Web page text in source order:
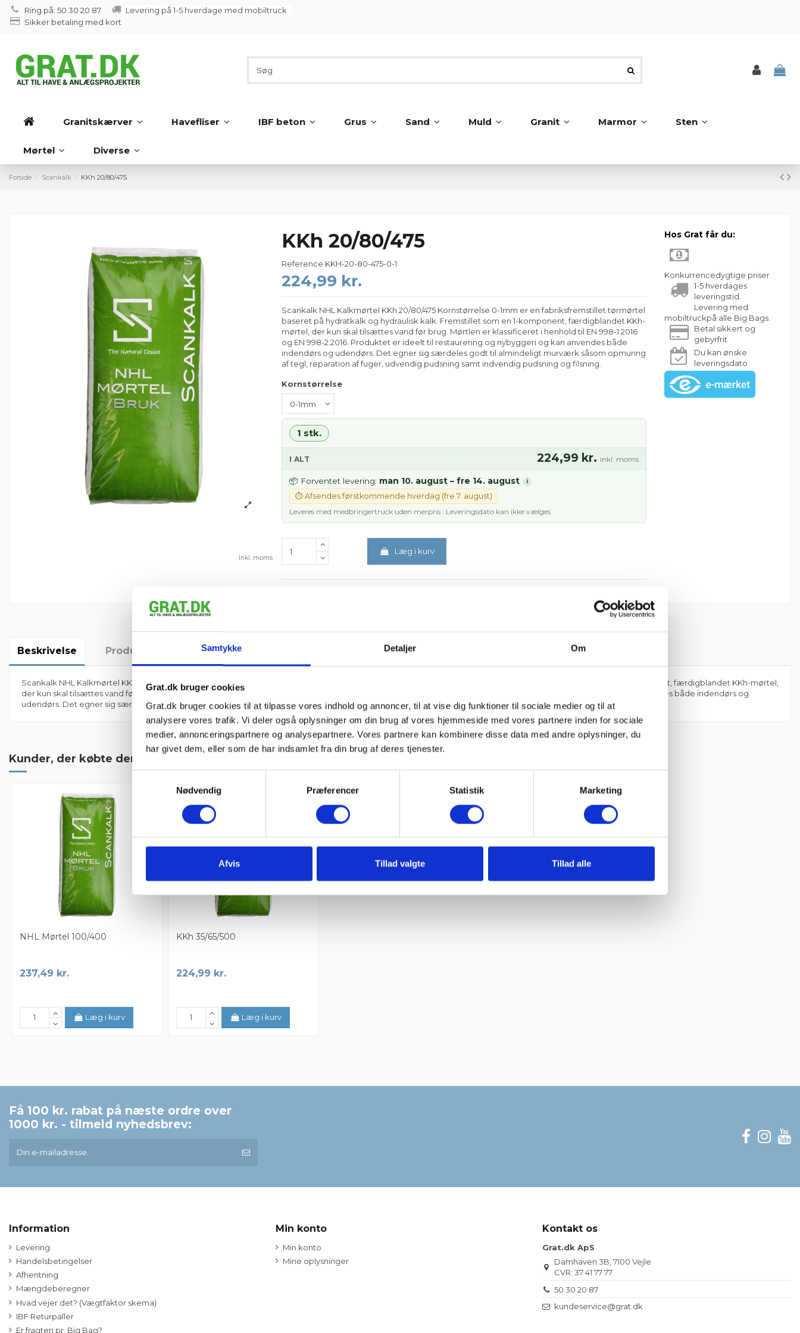
Samtykke Detaljer Om
Grat.dk bruger cookies
Grat.dk bruger cookies til at tilpasse vores indhold og annoncer, til at vise dig funktioner til sociale medier og til at
analysere vores trafik. Vi deler også oplysninger om din brug af vores hjemmeside med vores partnere inden for sociale
medier, annonceringspartnere og analysepartnere. Vores partnere kan kombinere disse data med andre oplysninger, du
har givet dem, eller som de har indsamlet fra din brug af deres tjenester.
Nødvendig
Præferencer Statistik Marketing
Afvis Tillad valgte Tillad alle
Ring på: 50 30 20 87
Levering på 1-5 hverdage med mobiltruck
Sikker betaling med kort
Granitskærver Havefliser IBF beton Grus Sand Muld Granit Marmor Sten
Mørtel Diverse
Forside Scankalk KKh 20/80/475
KKh 20/80/475
Reference KKH-20-80-475-0-1
224,99 kr.
Scankalk NHL Kalkmørtel KKh 20/80/475 Kornstørrelse 0-1mm er en fabriksfremstillet tørmørtel
baseret på hydratkalk og hydraulisk kalk. Fremstillet som en 1-komponent, færdigblandet KKh-
mørtel, der kun skal tilsættes vand før brug. Mørtlen er klassificeret i henhold til EN 998-1:2016
og EN 998-2:2016. Produktet er ideelt til restaurering og nybyggeri og kan anvendes både
indendørs og udendørs. Det egner sig særdeles godt til almindeligt murværk såsom opmuring
af tegl, reparation af fuger, udvendig pudsning samt indvendig pudsning og filsning.
Kornstørrelse
1 stk.
I ALT 224,99 kr. inkl. moms
📦 Forventet levering: man 10. august – fre 14. august i
⏱ Afsendes førstkommende hverdag (fre 7. august)
Leveres med medbringertruck uden merpris · Leveringsdato kan ikke vælges
Inkl. moms
Læg i kurv
Hos Grat får du:
Konkurrencedygtige priser
1-5 hverdages
leveringstid.
Levering med
mobiltruckpå alle Big Bags.
Betal sikkert og
gebyrfrit
Du kan ønske
leveringsdato
Beskrivelse Produktoplysninger Anmeldelser (0)
Scankalk NHL Kalkmørtel KKh 20/80/475 Kornstørrelse 0-1mm er en fabriksfremstillet tørmørtel baseret på hydratkalk og hydraulisk kalk. Fremstillet som en 1-komponent, færdigblandet KKh-mørtel,
der kun skal tilsættes vand før brug. Mørtlen er klassificeret i henhold til EN 998-1:2016 og EN 998-2:2016. Produktet er ideelt til restaurering og nybyggeri og kan anvendes både indendørs og
udendørs. Det egner sig særdeles godt til almindeligt murværk såsom opmuring af tegl, reparation af fuger, udvendig pudsning samt indvendig pudsning og filsning.
Mærker
Kunder, der købte denne vare, købte også
NHL Mørtel 100/400
237,49 kr.
Læg i kurv
KKh 35/65/500
224,99 kr.
Læg i kurv
Få 100 kr. rabat på næste ordre over
1000 kr. - tilmeld nyhedsbrev:
Information
Levering
Handelsbetingelser
Afhentning
Mængdeberegner
Hvad vejer det? (Vægtfaktor skema)
IBF Returpaller
Er fragten pr. Big Bag?
Min konto
Min konto
Mine oplysninger
Kontakt os
Grat.dk ApS
Damhaven 3B, 7100 Vejle
CVR: 37 41 77 77
50 30 20 87
kundeservice@grat.dk